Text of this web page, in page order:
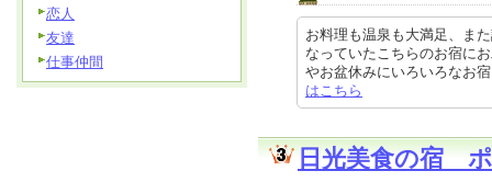
お料理も温泉も大満足、ま
なっていたこちらのお宿に
やお盆休みにいろいろなお
はこちら
日光美食の宿
恋人
友達
仕事仲間